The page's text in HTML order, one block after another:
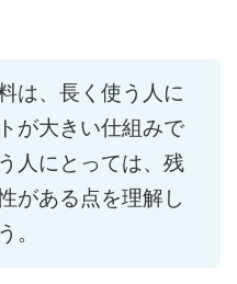
は、長く使う人に
が大きい仕組みで
人にとっては、残
がある点を理解し
。